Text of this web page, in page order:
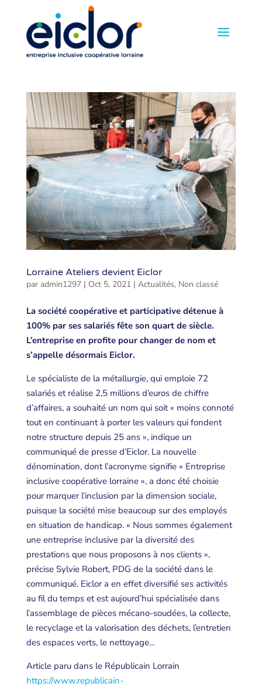
Lorraine Ateliers devient Eiclor
par admin1297| Oct 5, 2021| Actualités, Non classé
La société coopérative et participative détenue à
100% par ses salariés fête son quart de siècle.
L’entreprise en profite pour changer de nom et
s’appelle désormais Eiclor.
Le spécialiste de la métallurgie, qui emploie 72
salariés et réalise 2,5 millions d’euros de chiffre
d’affaires, a souhaité un nom qui soit « moins connoté
tout en continuant à porter les valeurs qui fondent
notre structure depuis 25 ans », indique un
communiqué de presse d’Eiclor. La nouvelle
dénomination, dont l’acronyme signifie « Entreprise
inclusive coopérative lorraine », a donc été choisie
pour marquer l’inclusion par la dimension sociale,
puisque la société mise beaucoup sur des employés
en situation de handicap. « Nous sommes également
une entreprise inclusive par la diversité des
prestations que nous proposons à nos clients »,
précise Sylvie Robert, PDG de la société dans le
communiqué. Eiclor a en effet diversifié ses activités
au fil du temps et est aujourd’hui spécialisée dans
l’assemblage de pièces mécano-soudées, la collecte,
le recyclage et la valorisation des déchets, l’entretien
des espaces verts, le nettoyage…
Article paru dans le Républicain Lorrain
https://www.republicain-